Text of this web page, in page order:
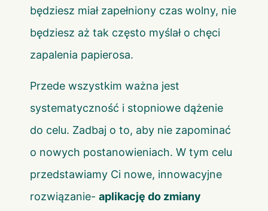
będziesz miał zapełniony czas wolny, nie
będziesz aż tak często myślał o chęci
zapalenia papierosa.
Przede wszystkim ważna jest
systematyczność i stopniowe dążenie
do celu. Zadbaj o to, aby nie zapominać
o nowych postanowieniach. W tym celu
przedstawiamy Ci nowe, innowacyjne
rozwiązanie- aplikację do zmiany